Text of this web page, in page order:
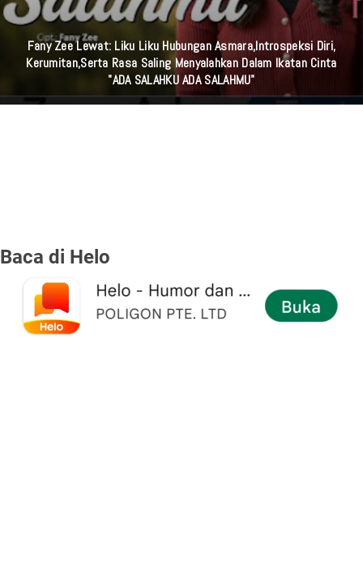
Fany Zee Lewat: Liku Liku Hubungan Asmara,Introspeksi Diri,
Kerumitan,serta Rasa Saling Menyalahkan Dalam Ikatan Cinta
"ADA SALAHKU ADA SALAHMU"
Baca di Helo